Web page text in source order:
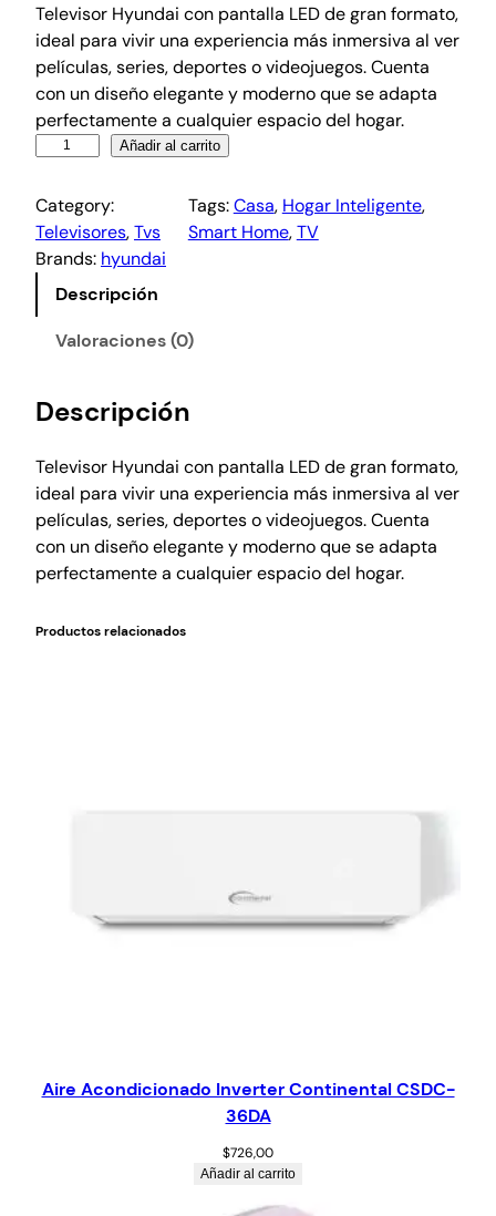
Televisor Hyundai con pantalla LED de gran formato,
ideal para vivir una experiencia más inmersiva al ver
películas, series, deportes o videojuegos. Cuenta
con un diseño elegante y moderno que se adapta
perfectamente a cualquier espacio del hogar.
Añadir al carrito
Category:
Televisores, Tvs
Tags:Casa, Hogar Inteligente,
Smart Home, TV
Brands: hyundai
Descripción
Valoraciones (0)
Descripción
Televisor Hyundai con pantalla LED de gran formato,
ideal para vivir una experiencia más inmersiva al ver
películas, series, deportes o videojuegos. Cuenta
con un diseño elegante y moderno que se adapta
perfectamente a cualquier espacio del hogar.
Productos relacionados
Aire Acondicionado Inverter Continental CSDC-
36DA
$726,00
Añadir al carrito